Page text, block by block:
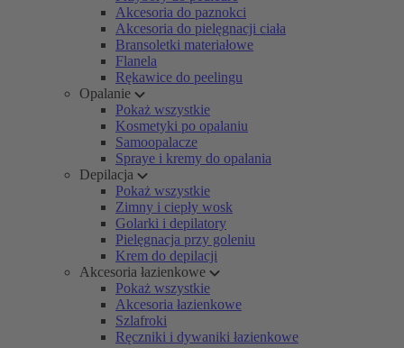
Akcesoria do paznokci
Akcesoria do pielęgnacji ciała
Bransoletki materiałowe
Flanela
Rękawice do peelingu
Opalanie
Pokaż wszystkie
Kosmetyki po opalaniu
Samoopalacze
Spraye i kremy do opalania
Depilacja
Pokaż wszystkie
Zimny i ciepły wosk
Golarki i depilatory
Pielęgnacja przy goleniu
Krem do depilacji
Akcesoria łazienkowe
Pokaż wszystkie
Akcesoria łazienkowe
Szlafroki
Ręczniki i dywaniki łazienkowe